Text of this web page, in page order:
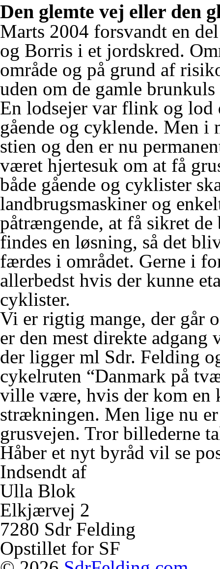
Den glemte vej eller den
Marts 2004 forsvandt en
og Borris i et jordskred.
område og på grund af
uden om de gamle
En lodsejer var flink og
gående og cyklende. Men i
stien og den er nu
været hjertesuk om at få
både gående og cyklister
landbrugsmaskiner og
påtrængende, at få sikret
findes en løsning, så det
færdes i området. Gerne i
allerbedst hvis der kunne
cyklister.
Vi er rigtig mange, der går
er den mest direkte
der ligger ml Sdr. Felding
cykelruten “Danmark på
ville være, hvis der kom en
strækningen. Men lige nu
grusvejen. Tror billederne
Håber et nyt byråd vil se
Indsendt af
Ulla Blok
Elkjærvej 2
7280 Sdr Felding
Opstillet for SF